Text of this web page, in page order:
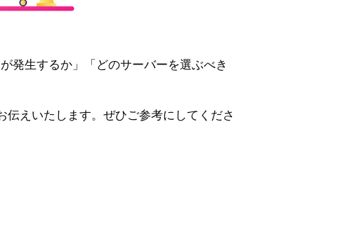
発生するか」「どのサーバーを選ぶべき
えいたします。ぜひご参考にしてくださ